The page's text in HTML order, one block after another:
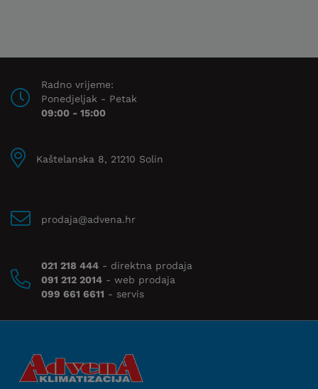
Radno vrijeme:
Ponedjeljak - Petak
09:00 - 15:00
Kaštelanska 8, 21210 Solin
prodaja@advena.hr
021 218 444 - direktna prodaja
091 212 2014 - web prodaja
099 661 6611 - servis